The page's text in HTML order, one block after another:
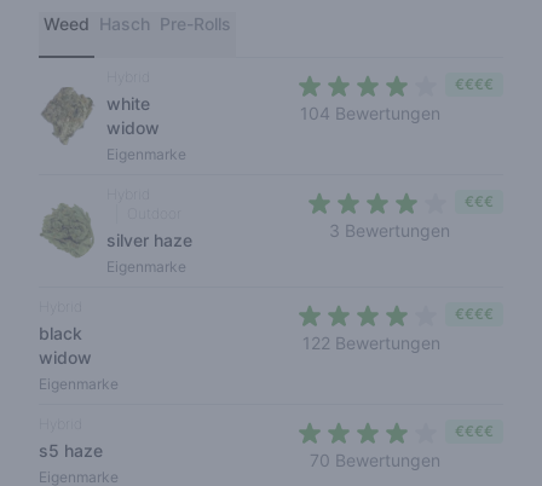
Weed Hasch Pre-Rolls
white
widow
Eigenmarke
104 Bewertungen
€€€€
silver haze
Eigenmarke
3 Bewertungen
€€€
black
widow
Eigenmarke
122 Bewertungen
€€€€
s5 haze
Eigenmarke
70 Bewertungen
€€€€